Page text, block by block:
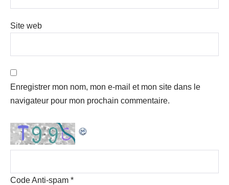
Site web
Enregistrer mon nom, mon e-mail et mon site dans le
navigateur pour mon prochain commentaire.
Code Anti-spam *